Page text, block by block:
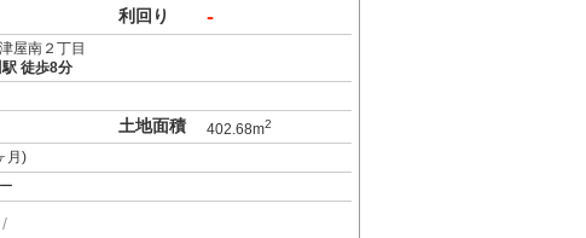
利回り -
屋南２丁目
徒歩8分
土地面積 402.68m2
月)